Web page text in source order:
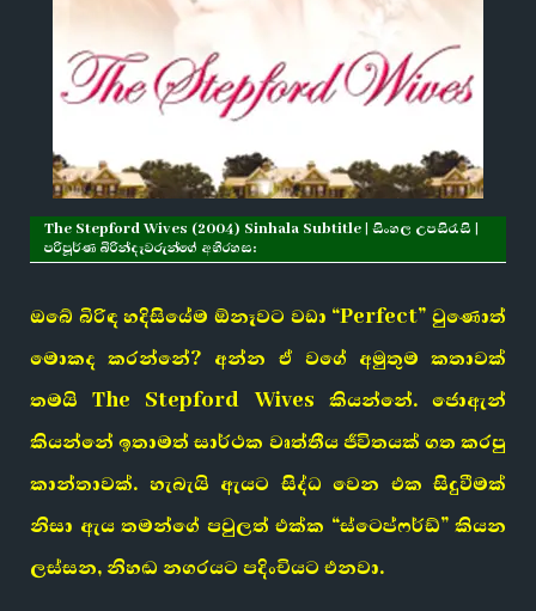
The Stepford Wives (2004) Sinhala Subtitle | සිංහල උපසිරැසි |
පරිපූර්ණ බිරින්දෑවරුන්ගේ අභිරහස:
ඔබේ බිරිඳ හදිසියේම ඕනෑවට වඩා “Perfect” වුණොත්
මොකද කරන්නේ? අන්න ඒ වගේ අමුතුම කතාවක්
තමයි The Stepford Wives කියන්නේ. ජොඇන්
කියන්නේ ඉතාමත් සාර්ථක වෘත්තීය ජීවිතයක් ගත කරපු
කාන්තාවක්. හැබැයි ඇයට සිද්ධ වෙන එක සිදුවීමක්
නිසා ඇය තමන්ගේ පවුලත් එක්ක “ස්ටෙප්ෆර්ඩ්” කියන
ලස්සන, නිහඬ නගරයට පදිංචියට එනවා.